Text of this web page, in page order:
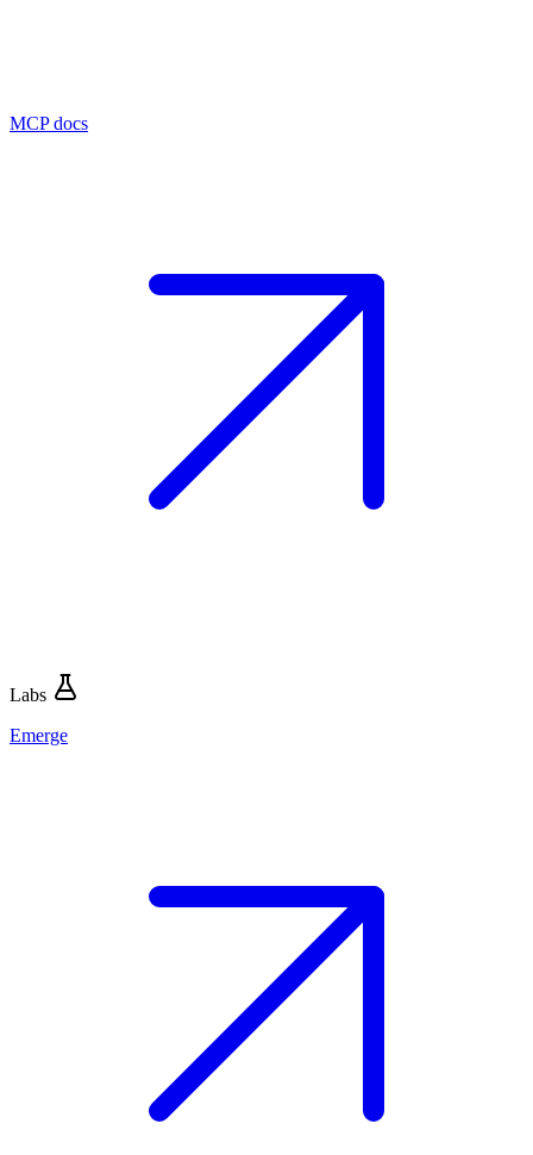
MCP docs
Labs
Emerge